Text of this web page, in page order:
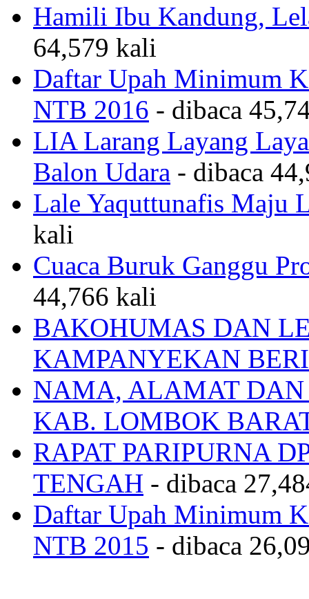
Hamili Ibu Kandung,
64,579 kali
Daftar Upah Minimum
NTB 2016 - dibaca
LIA Larang Layang
Balon Udara - dibaca
Lale Yaquttunafis Maju
kali
Cuaca Buruk Ganggu
44,766 kali
BAKOHUMAS DAN
KAMPANYEKAN
NAMA, ALAMAT DAN
KAB. LOMBOK
RAPAT PARIPURNA
TENGAH - dibaca
Daftar Upah Minimum
NTB 2015 - dibaca